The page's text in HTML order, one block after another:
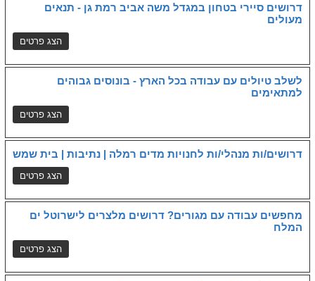
דרושים סיירי בטחון במגדל משה אביב רמת גן - תנאים
מעולים
לשלב טיולים עם עבודה בכל הארץ - בונוסים גבוהים
למתאימים
דרושים/ות מנהלי/ות לחנויות מדים רמלה | נתיבות | בית שמש
מחפשים עבודה עם מגורים? דרושים מלצרים לישרוטל ים
המלח